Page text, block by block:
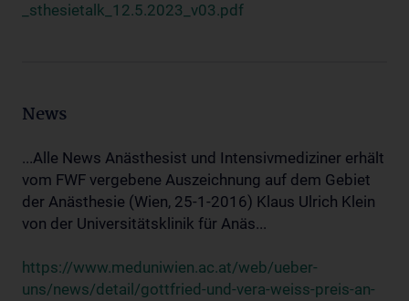
_sthesietalk_12.5.2023_v03.pdf
News
...Alle News Anästhesist und Intensivmediziner erhält
vom FWF vergebene Auszeichnung auf dem Gebiet
der Anästhesie (Wien, 25-1-2016) Klaus Ulrich Klein
von der Universitätsklinik für Anäs...
https://www.meduniwien.ac.at/web/ueber-
uns/news/detail/gottfried-und-vera-weiss-preis-an-